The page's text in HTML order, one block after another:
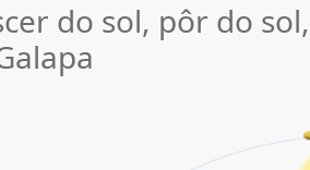
do sol, pôr do